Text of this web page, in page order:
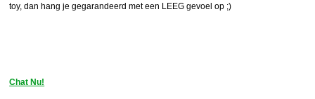
toy, dan hang je gegarandeerd met een LEEG gevoel op ;)
Chat Nu!